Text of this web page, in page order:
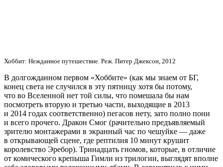
Хоббит: Нежданное путешествие. Реж. Питер Джексон, 2012
В долгожданном первом «Хоббите» (как мы знаем от БГ,
конец света не случился в эту пятницу хотя бы потому,
что во Вселенной нет той силы, что помешала бы нам
посмотреть вторую и третью части, выходящие в 2013
и 2014 годах соответственно) пегасов нету, зато полно пони
и всего прочего. Дракон Смог (рачительно предъявляемый
зрителю монтажерами в экранный час по чешуйке — даже
в открывающей сцене, где рептилия 10 минут крушит
королевство Эребор). Тринадцать гномов, которые, в отличие
от комического крепыша Гимли из трилогии, выглядят вполне